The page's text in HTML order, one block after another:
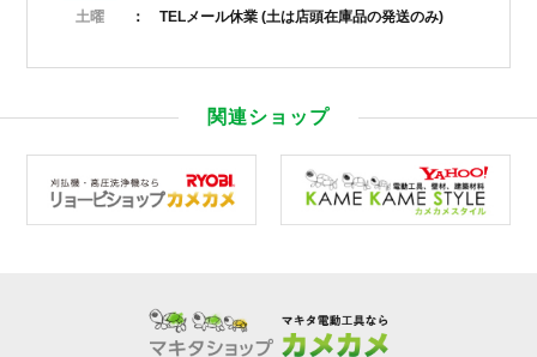
土曜
： TELメール休業 (土は店頭在庫品の発送のみ)
関連ショップ